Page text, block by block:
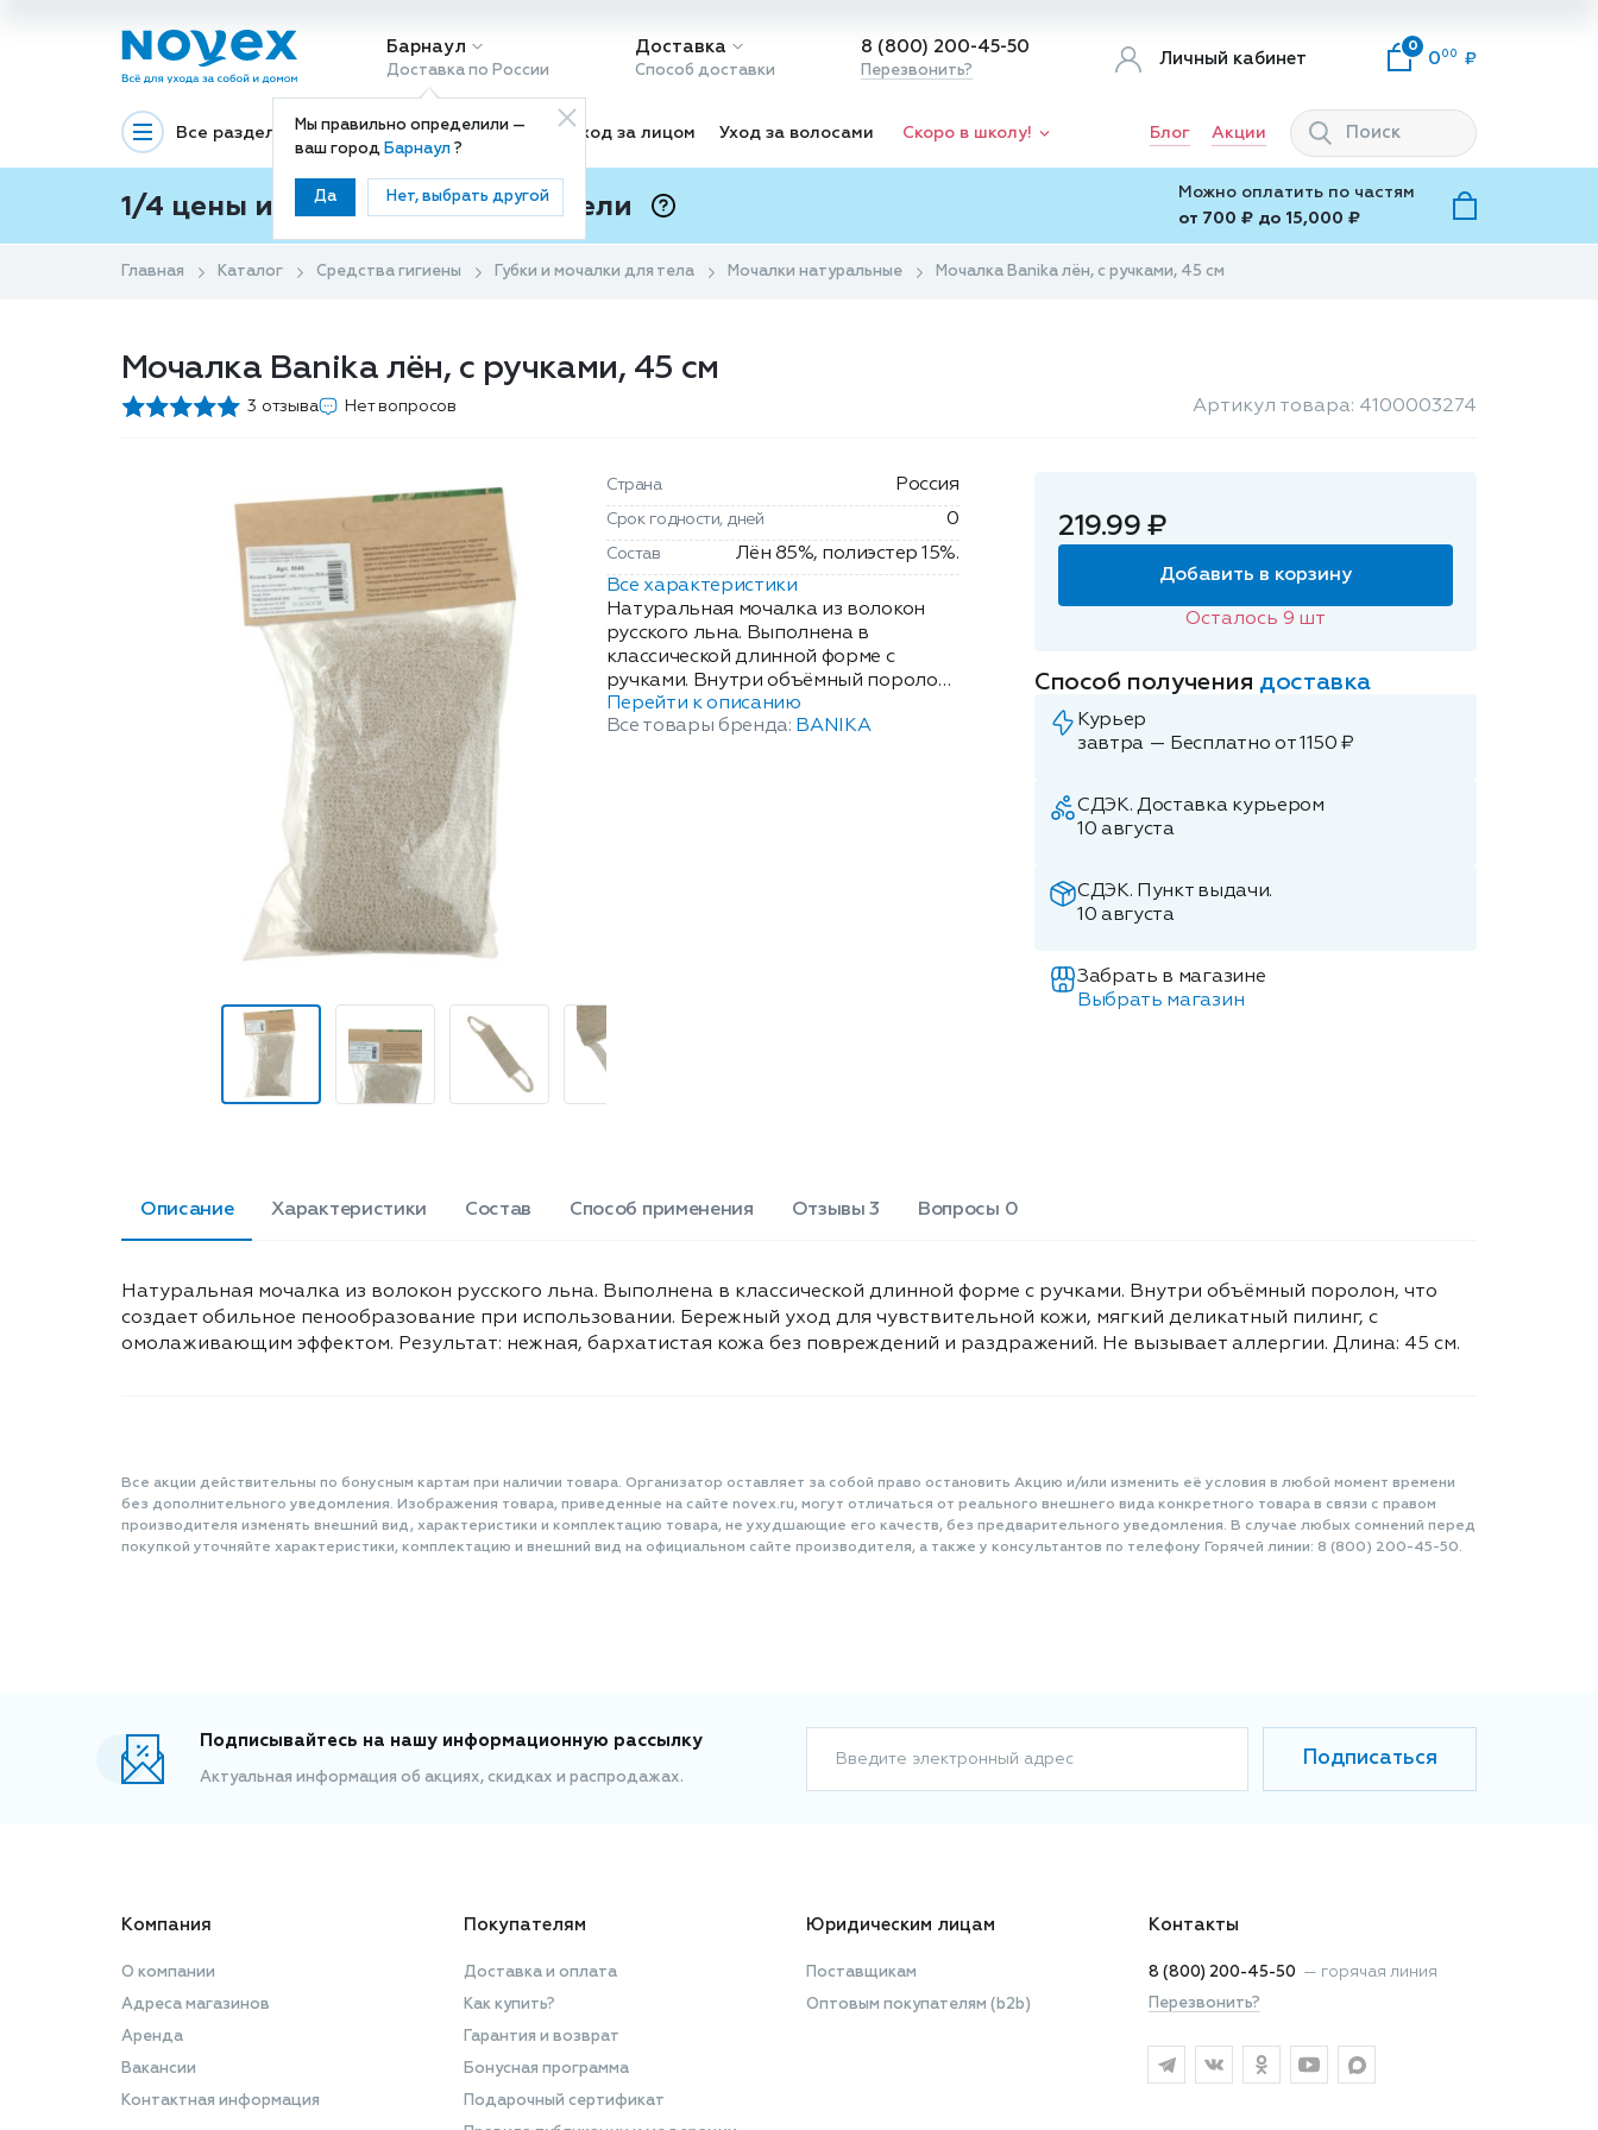
Барнаул
Доставка по России
Мы правильно определили —
ваш город Барнаул?
Да Нет, выбрать другой
Доставка
Способ доставки
8 (800) 200-45-50
Перезвонить?
Личный кабинет
0
0 00
Все разделы Декоративная косметика Уход за лицом Уход за волосами Скоро в школу! Блог Акции
1/4 цены и покупки ваши с Подели
Можно оплатить по частям
от 700 ₽ до 15,000 ₽
Главная Каталог Средства гигиены Губки и мочалки для тела Мочалки натуральные Мочалка Banika лён, с ручками, 45 см
Мочалка Banika лён, с ручками, 45 см
3 отзыва Нет вопросов Артикул товара: 4100003274
Страна Россия
Срок годности, дней 0
Состав
Лён 85%, полиэстер 15%.
Все характеристики
Натуральная мочалка из волокон
русского льна. Выполнена в
классической длинной форме с
ручками. Внутри объёмный поролон,
что создает обильное
пенообразование при
Перейти к описанию
Все товары бренда: BANIKA
219.99 ₽
Добавить в корзину
Осталось 9 шт
Способ получения доставка
Курьер
завтра — Бесплатно от 1150 ₽
СДЭК. Доставка курьером
10 августа
СДЭК. Пункт выдачи.
10 августа
Забрать в магазине
Выбрать магазин
Описание Характеристики Состав Способ применения Отзывы 3 Вопросы 0
Натуральная мочалка из волокон русского льна. Выполнена в классической длинной форме с ручками. Внутри объёмный поролон, что
создает обильное пенообразование при использовании. Бережный уход для чувствительной кожи, мягкий деликатный пилинг, с
омолаживающим эффектом. Результат: нежная, бархатистая кожа без повреждений и раздражений. Не вызывает аллергии. Длина: 45 см.
Все акции действительны по бонусным картам при наличии товара. Организатор оставляет за собой право остановить Акцию и/или изменить её условия в любой момент времени
без дополнительного уведомления. Изображения товара, приведенные на сайте novex.ru, могут отличаться от реального внешнего вида конкретного товара в связи с правом
производителя изменять внешний вид, характеристики и комплектацию товара, не ухудшающие его качеств, без предварительного уведомления. В случае любых сомнений перед
покупкой уточняйте характеристики, комплектацию и внешний вид на официальном сайте производителя, а также у консультантов по телефону Горячей линии: 8 (800) 200-45-50.
Подписывайтесь на нашу информационную рассылку
Актуальная информация об акциях, скидках и распродажах.
Введите электронный адрес Подписаться
Компания
О компании
Адреса магазинов
Аренда
Вакансии
Контактная информация
Покупателям
Доставка и оплата
Как купить?
Гарантия и возврат
Бонусная программа
Подарочный сертификат
Юридическим лицам
Поставщикам
Оптовым покупателям (b2b)
Контакты
8 (800) 200-45-50 — горячая линия
Перезвонить?